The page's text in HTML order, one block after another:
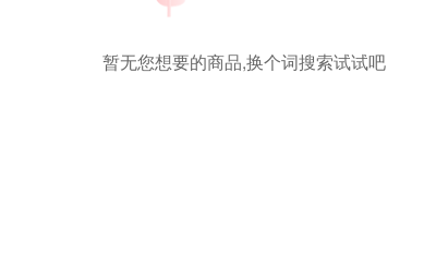
暂无您想要的商品,换个词搜索试试吧